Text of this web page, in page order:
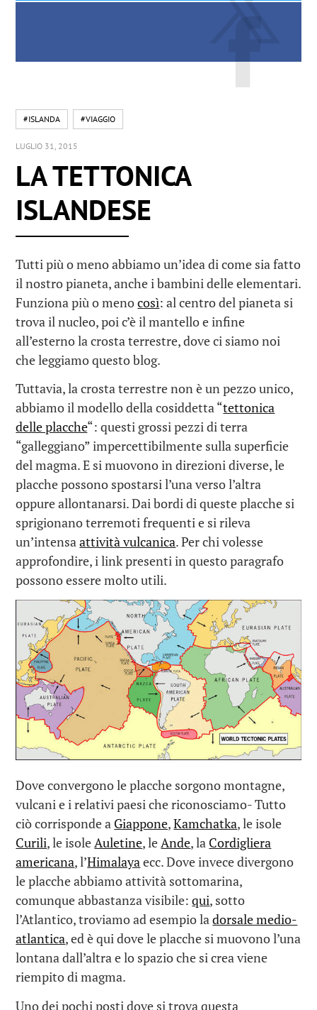
#ISLANDA #VIAGGIO
LUGLIO 31, 2015
LA TETTONICA
ISLANDESE
Tutti più o meno abbiamo un’idea di come sia fatto
il nostro pianeta, anche i bambini delle elementari.
Funziona più o menocosì: al centro del pianeta si
trova il nucleo, poi c’è il mantello e infine
all’esterno la crosta terrestre, dove ci siamo noi
che leggiamo questo blog.
Tuttavia, la crosta terrestre non è un pezzo unico,
abbiamo il modello della cosiddetta “tettonica
delle placche“: questi grossi pezzi di terra
“galleggiano” impercettibilmente sulla superficie
del magma. E si muovono in direzioni diverse, le
placche possono spostarsi l’una verso l’altra
oppure allontanarsi. Dai bordi di queste placche si
sprigionano terremoti frequenti e si rileva
un’intensaattività vulcanica. Per chi volesse
approfondire, i link presenti in questo paragrafo
possono essere molto utili.
Dove convergono le placche sorgono montagne,
vulcani e i relativi paesi che riconosciamo- Tutto
ciò corrisponde a Giappone,Kamchatka, le isole
Curili, le isoleAuletine, leAnde, la Cordigliera
americana, l’Himalayaecc. Dove invece divergono
le placche abbiamo attività sottomarina,
comunque abbastanza visibile:qui, sotto
l’Atlantico, troviamo ad esempio ladorsale medio-
atlantica, ed è qui dove le placche si muovono l’una
lontana dall’altra e lo spazio che si crea viene
riempito di magma.
Uno dei pochi posti dove si trova questa